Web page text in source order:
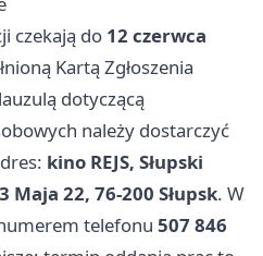
czekają do 12 czerwca
Kartą Zgłoszenia
dotyczącą
należy dostarczyć
kino REJS, Słupski
22, 76-200 Słupsk. W
telefonu 507 846